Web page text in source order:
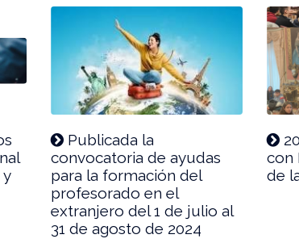
Publicada la
convocatoria de ayudas
para la formación del
profesorado en el
extranjero del 1 de julio al
31 de agosto de 2024
con
de